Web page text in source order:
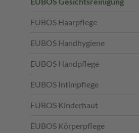
EUBOS Haarpflege
EUBOS Handhygiene
EUBOS Handpflege
EUBOS Intimpflege
EUBOS Kinderhaut
EUBOS Körperpflege